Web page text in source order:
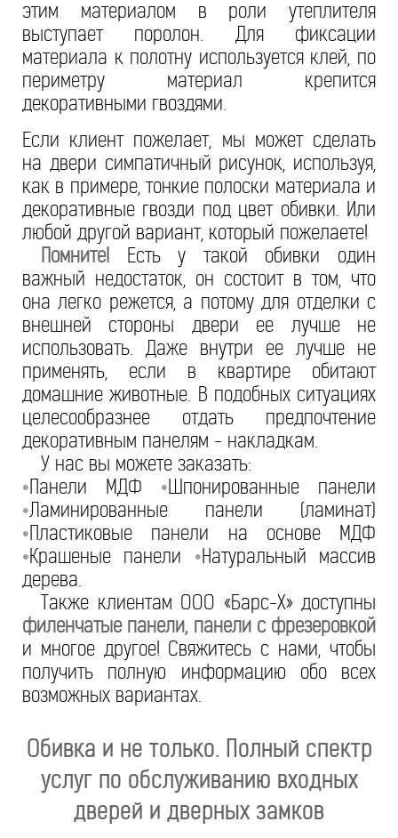
этим материалом в роли утеплителя
выступает поролон. Для фиксации
материала к полотну используется клей, по
периметру материал крепится
декоративными гвоздями.
Если клиент пожелает, мы может сделать
на двери симпатичный рисунок, используя,
как в примере, тонкие полоски материала и
декоративные гвозди под цвет обивки. Или
любой другой вариант, который пожелаете!
Помните! Есть у такой обивки один
важный недостаток, он состоит в том, что
она легко режется, а потому для отделки с
внешней стороны двери ее лучше не
использовать. Даже внутри ее лучше не
применять, если в квартире обитают
домашние животные. В подобных ситуациях
целесообразнее отдать предпочтение
декоративным панелям - накладкам.
У нас вы можете заказать:
•Панели МДФ •Шпонированные панели
•Ламинированные панели (ламинат)
•Пластиковые панели на основе МДФ
•Крашеные панели •Натуральный массив
дерева.
Также клиентам ООО «Барс-Х» доступны
филенчатые панели, панели с фрезеровкой
и многое другое! Свяжитесь с нами, чтобы
получить полную информацию обо всех
возможных вариантах.
Обивка и не только. Полный спектр
услуг по обслуживанию входных
дверей и дверных замков